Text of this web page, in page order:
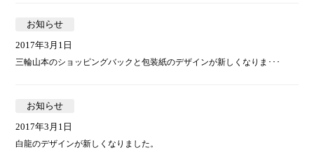
2017年3月1日
お知らせ
三輪山本のショッピングバックと包装紙のデザインが新しくなりま･･･
2017年3月1日
お知らせ
白龍のデザインが新しくなりました。